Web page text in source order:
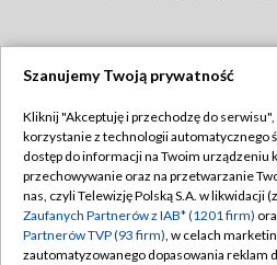
TVP
Abonament TVP
Emisja w TVP
Centrum informacji TVP
Polityka
Moje
Szanujemy Twoją prywatność
Kliknij "Akceptuję i przechodzę do serwisu",
korzystanie z technologii automatycznego
dostęp do informacji na Twoim urządzeniu
przechowywanie oraz na przetwarzanie
nas, czyli Telewizję Polską S.A. w likwidacji
Zaufanych Partnerów z IAB* (1201 firm)
Partnerów TVP (93 firm), w celach
zautomatyzowanego dopasowania reklam